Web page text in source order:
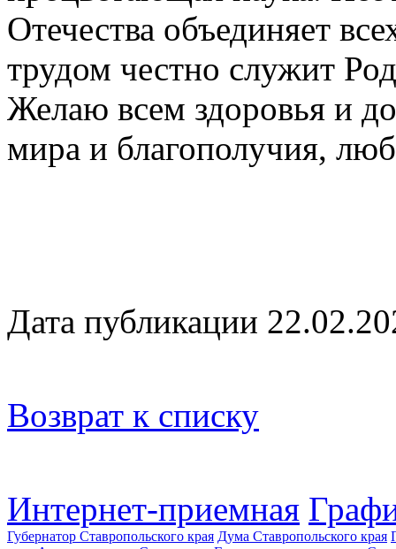
Отечества объединяет
трудом честно служит
Желаю всем здоровья и
мира и благополучия,
Дата публикации
Возврат к списку
Интернет-приемная
Губернатор Ставропольского края Дума Ставропольского края